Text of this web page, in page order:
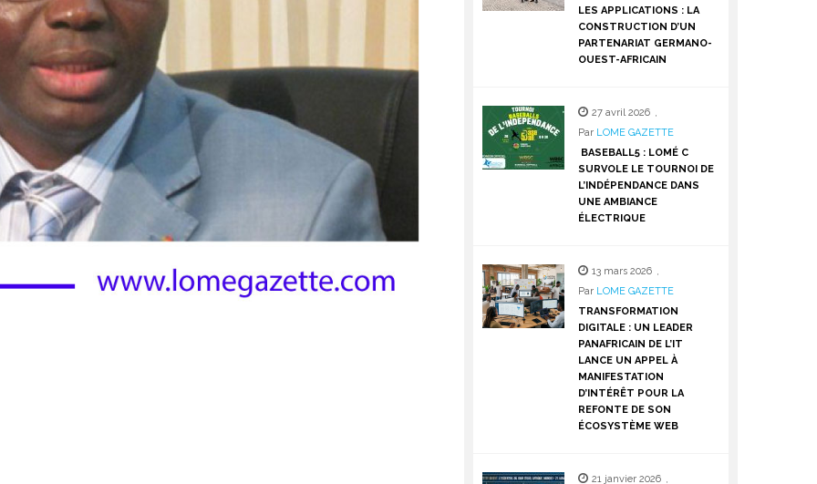
LES APPLICATIONS : LA
CONSTRUCTION D’UN
PARTENARIAT GERMANO-
OUEST-AFRICAIN
27 avril 2026 ,
Par LOME GAZETTE
BASEBALL5 : LOMÉ C
SURVOLE LE TOURNOI DE
L’INDÉPENDANCE DANS
UNE AMBIANCE
ÉLECTRIQUE
13 mars 2026 ,
Par LOME GAZETTE
TRANSFORMATION
DIGITALE : UN LEADER
PANAFRICAIN DE L’IT
LANCE UN APPEL À
MANIFESTATION
D’INTÉRÊT POUR LA
REFONTE DE SON
ÉCOSYSTÈME WEB
21 janvier 2026 ,